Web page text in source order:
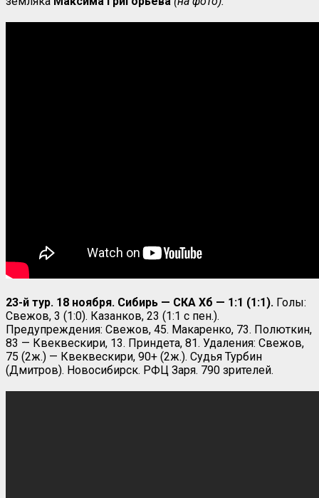
23-й тур. 18 ноября. Сибирь — СКА Хб — 1:1 (1:1). Голы:
Свежов, 3 (1:0). Казанков, 23 (1:1 с пен.).
Предупреждения: Свежов, 45. Макаренко, 73. Полюткин,
83 — Квеквескири, 13. Приндета, 81. Удаления: Свежов,
75 (2ж.) — Квеквескири, 90+ (2ж.). Судья Турбин
(Дмитров). Новосибирск. РФЦ Заря. 790 зрителей.